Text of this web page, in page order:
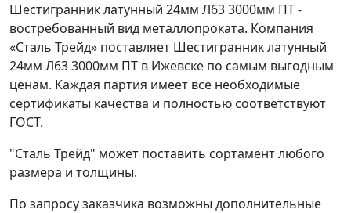
Шестигранник латунный 24мм Л63 3000мм ПТ -
востребованный вид металлопроката. Компания
«Сталь Трейд» поставляет Шестигранник латунный
24мм Л63 3000мм ПТ в Ижевске по самым выгодным
ценам. Каждая партия имеет все необходимые
сертификаты качества и полностью соответствуют
ГОСТ.
"Сталь Трейд" может поставить сортамент любого
размера и толщины.
По запросу заказчика возможны дополнительные